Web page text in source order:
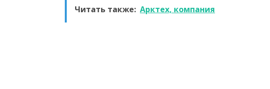
Читать также: Арктех, компания